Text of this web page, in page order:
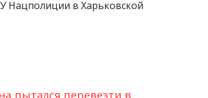
Нацполиции в Харьковской
пытался перевезти в